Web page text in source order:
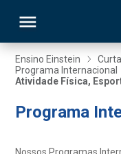
Ensino Einstein
Programa Internacional
Atividade Física,
Programa